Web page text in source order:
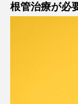
根管治療が必